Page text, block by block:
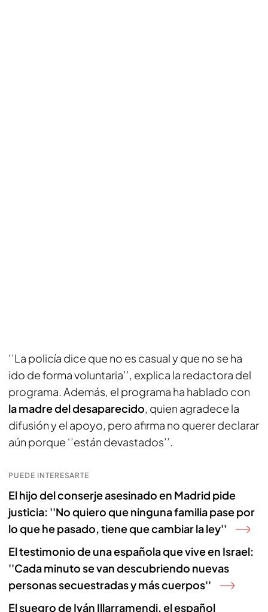
‘’La policía dice que no es casual y que no se ha
ido de forma voluntaria’’, explica la redactora del
programa. Además, el programa ha hablado con
la madre del desaparecido, quien agradece la
difusión y el apoyo, pero afirma no querer declarar
aún porque ‘’están devastados’’.
PUEDE INTERESARTE
El hijo del conserje asesinado en Madrid pide
justicia: ''No quiero que ninguna familia pase por
lo que he pasado, tiene que cambiar la ley''
El testimonio de una española que vive en Israel:
''Cada minuto se van descubriendo nuevas
personas secuestradas y más cuerpos''
El suegro de Iván Illarramendi, el español